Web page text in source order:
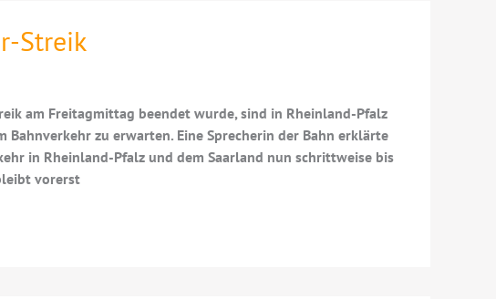
Streik
am Freitagmittag beendet wurde, sind in Rheinland-Pfalz
zu erwarten. Eine Sprecherin der Bahn erklärte
in Rheinland-Pfalz und dem Saarland nun schrittweise bis
vorerst